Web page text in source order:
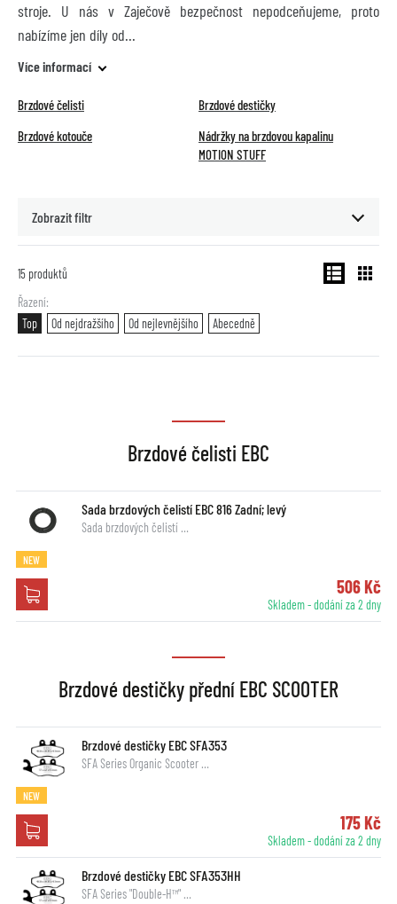
stroje. U nás v Zaječově bezpečnost nepodceňujeme, proto
nabízíme jen díly od
Více informací
Brzdové čelisti
Brzdové destičky
Brzdové kotouče
Nádržky na brzdovou kapalinu
MOTION STUFF
Zobrazit filtr
15 produktů
Řazení
Top
Od nejdražšího Od nejlevnějšího Abecedně
Brzdové čelisti EBC
Sada brzdových čelistí EBC 816 Zadní; levý
Sada brzdových čelistí …
NEW
506 Kč
Skladem - dodání za 2 dny
Brzdové destičky přední EBC SCOOTER
Brzdové destičky EBC SFA353
SFA Series Organic Scooter …
NEW
175 Kč
Skladem - dodání za 2 dny
Brzdové destičky EBC SFA353HH
SFA Series "Double-H™" …